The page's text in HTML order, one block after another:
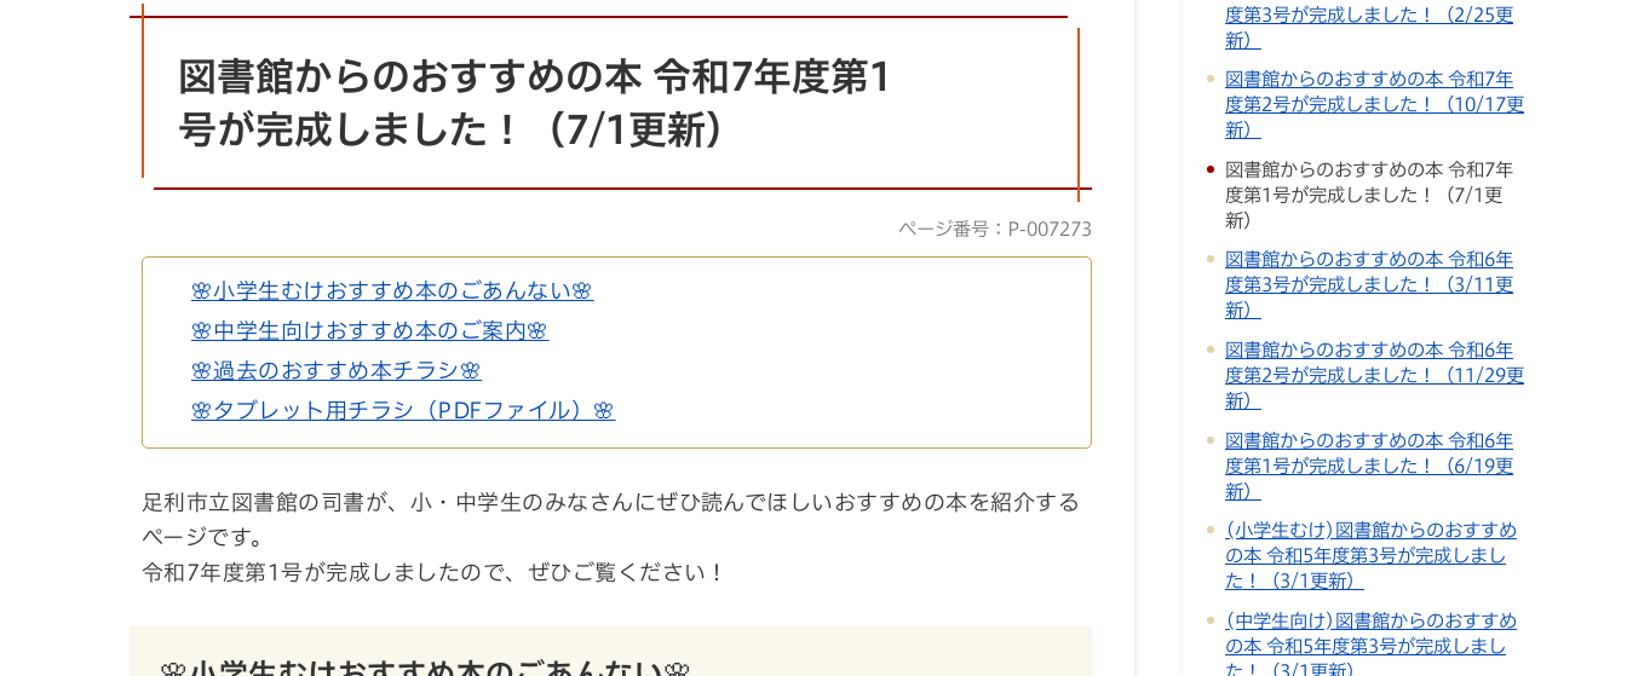
図書館からのおすすめの本 令和7年度第1
号が完成しました！（7/1更新）
ページ番号：P-007273
🌸小学生むけおすすめ本のごあんない🌸
🌸中学生向けおすすめ本のご案内🌸
🌸過去のおすすめ本チラシ🌸
🌸タブレット用チラシ（PDFファイル）🌸
足利市立図書館の司書が、小・中学生のみなさんにぜひ読んでほしいおすすめの本を紹介する
ページです。
令和7年度第1号が完成しましたので、ぜひご覧ください！
度第3号が完成しました！（2/25更
新）
図書館からのおすすめの本 令和7年
度第2号が完成しました！（10/17更
新）
図書館からのおすすめの本 令和7年
度第1号が完成しました！（7/1更
新）
図書館からのおすすめの本 令和6年
度第3号が完成しました！（3/11更
新）
図書館からのおすすめの本 令和6年
度第2号が完成しました！（11/29更
新）
図書館からのおすすめの本 令和6年
度第1号が完成しました！（6/19更
新）
(小学生むけ)図書館からのおすすめ
の本 令和5年度第3号が完成しまし
た！（3/1更新）
(中学生向け)図書館からのおすすめ
の本 令和5年度第3号が完成しまし
た！（3/1更新）